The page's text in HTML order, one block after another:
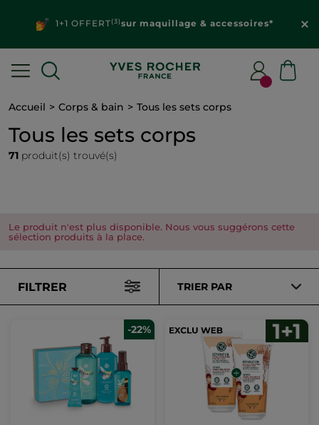
1+1 OFFERT(3)sur maquillage & accessoires*
Accueil Corps & bain Tous les sets corps
Tous les sets corps
71 produit(s) trouvé(s)
Le produit n'est plus disponible. Nous vous suggérons cette
sélection produits à la place.
FILTRER TRIER PAR
-22%